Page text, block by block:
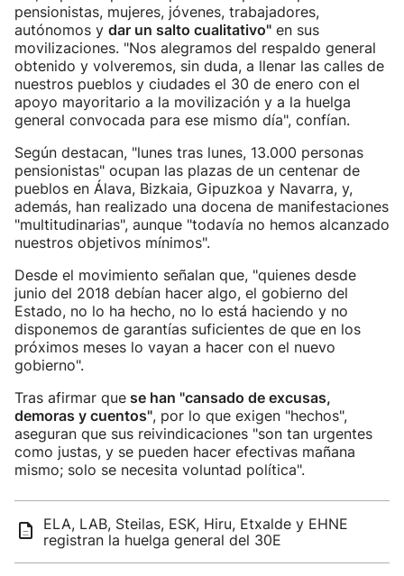
pensionistas, mujeres, jóvenes, trabajadores,
autónomos y dar un salto cualitativo" en sus
movilizaciones. "Nos alegramos del respaldo general
obtenido y volveremos, sin duda, a llenar las calles de
nuestros pueblos y ciudades el 30 de enero con el
apoyo mayoritario a la movilización y a la huelga
general convocada para ese mismo día", confían.
Según destacan, "lunes tras lunes, 13.000 personas
pensionistas" ocupan las plazas de un centenar de
pueblos en Álava, Bizkaia, Gipuzkoa y Navarra, y,
además, han realizado una docena de manifestaciones
"multitudinarias", aunque "todavía no hemos alcanzado
nuestros objetivos mínimos".
Desde el movimiento señalan que, "quienes desde
junio del 2018 debían hacer algo, el gobierno del
Estado, no lo ha hecho, no lo está haciendo y no
disponemos de garantías suficientes de que en los
próximos meses lo vayan a hacer con el nuevo
gobierno".
Tras afirmar que se han "cansado de excusas,
demoras y cuentos", por lo que exigen "hechos",
aseguran que sus reivindicaciones "son tan urgentes
como justas, y se pueden hacer efectivas mañana
mismo; solo se necesita voluntad política".
ELA, LAB, Steilas, ESK, Hiru, Etxalde y EHNE
registran la huelga general del 30E